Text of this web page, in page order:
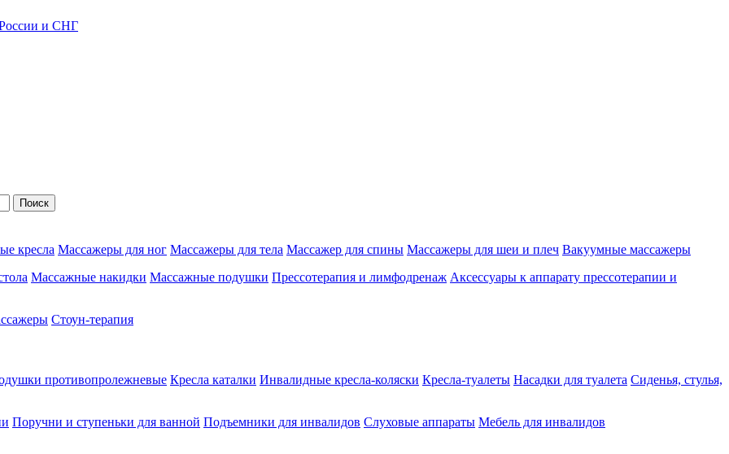
России и СНГ
кресла Массажеры для ног Массажеры для тела Массажер для спины Массажеры для шеи и плеч Вакуумные массажеры
Массажные накидки Массажные подушки Прессотерапия и лимфодренаж Аксессуары к аппарату прессотерапии и
Стоун-терапия
противопролежневые Кресла каталки Инвалидные кресла-коляски Кресла-туалеты Насадки для туалета Сиденья, стулья,
Поручни и ступеньки для ванной Подъемники для инвалидов Слуховые аппараты Мебель для инвалидов
Поиск